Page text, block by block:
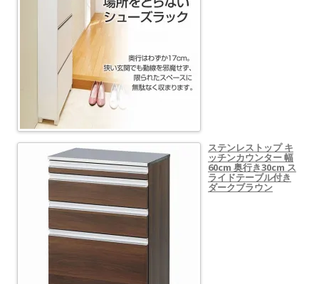
ステンレストップ キ
ッチンカウンター 幅
60cm 奥行き30cm ス
ライドテーブル付き
ダークブラウン